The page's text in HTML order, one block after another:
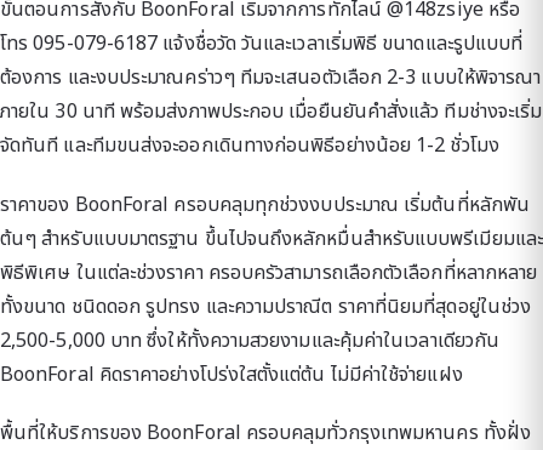
ขั้นตอนการสั่งกับ BoonForal เริ่มจากการทักไลน์ @148zsiye หรือ
โทร 095-079-6187 แจ้งชื่อวัด วันและเวลาเริ่มพิธี ขนาดและรูปแบบที่
ต้องการ และงบประมาณคร่าวๆ ทีมจะเสนอตัวเลือก 2-3 แบบให้พิจารณา
ภายใน 30 นาที พร้อมส่งภาพประกอบ เมื่อยืนยันคำสั่งแล้ว ทีมช่างจะเริ่ม
จัดทันที และทีมขนส่งจะออกเดินทางก่อนพิธีอย่างน้อย 1-2 ชั่วโมง
ราคาของ BoonForal ครอบคลุมทุกช่วงงบประมาณ เริ่มต้นที่หลักพัน
ต้นๆ สำหรับแบบมาตรฐาน ขึ้นไปจนถึงหลักหมื่นสำหรับแบบพรีเมียมและ
พิธีพิเศษ ในแต่ละช่วงราคา ครอบครัวสามารถเลือกตัวเลือกที่หลากหลาย
ทั้งขนาด ชนิดดอก รูปทรง และความปราณีต ราคาที่นิยมที่สุดอยู่ในช่วง
2,500-5,000 บาท ซึ่งให้ทั้งความสวยงามและคุ้มค่าในเวลาเดียวกัน
BoonForal คิดราคาอย่างโปร่งใสตั้งแต่ต้น ไม่มีค่าใช้จ่ายแฝง
พื้นที่ให้บริการของ BoonForal ครอบคลุมทั่วกรุงเทพมหานคร ทั้งฝั่ง